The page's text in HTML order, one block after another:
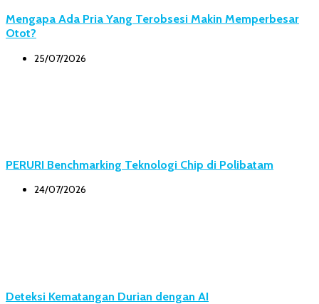
Mengapa Ada Pria Yang Terobsesi Makin Memperbesar
Otot?
25/07/2026
PERURI Benchmarking Teknologi Chip di Polibatam
24/07/2026
Deteksi Kematangan Durian dengan AI